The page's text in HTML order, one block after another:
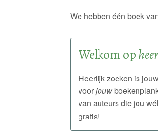
We hebben één boek
Welkom op
Heerlijk zoeken is
voorjouw
van auteurs die jou
gratis!